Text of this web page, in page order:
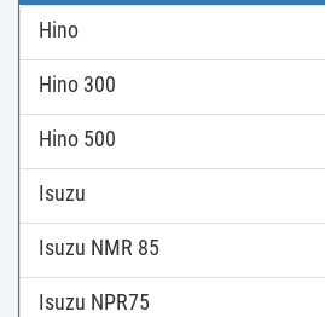
Hino
Hino 300
Hino 500
Isuzu
Isuzu NMR 85
Isuzu NPR75